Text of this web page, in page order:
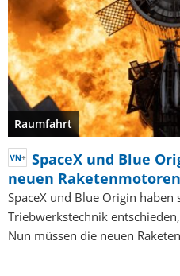
Raumfahrt
SpaceX und Blue
neuen
SpaceX und Blue Origin haben
Triebwerkstechnik
Nun müssen die neuen